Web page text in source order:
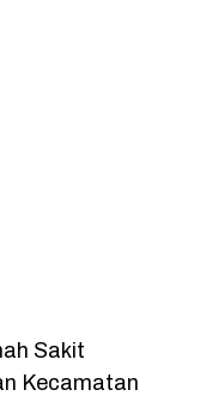
Sakit
Kecamatan